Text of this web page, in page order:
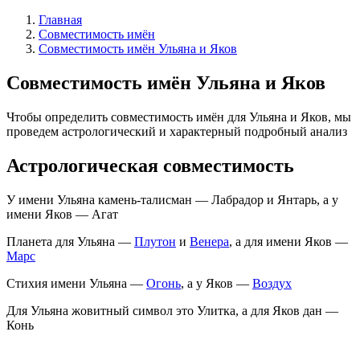
Главная
Совместимость имён
Совместимость имён Ульяна и Яков
Совместимость имён Ульяна и Яков
Чтобы определить совместимость имён для Ульяна и Яков, мы
проведем астрологический и характерный подробный анализ
Астрологическая совместимость
У имени Ульяна камень-талисман — Лабрадор и Янтарь, а у
имени Яков — Агат
Планета для Ульяна — Плутон и Венера, а для имени Яков —
Марс
Стихия имени Ульяна — Огонь, а у Яков — Воздух
Для Ульяна жовитный символ это Улитка, а для Яков дан —
Конь